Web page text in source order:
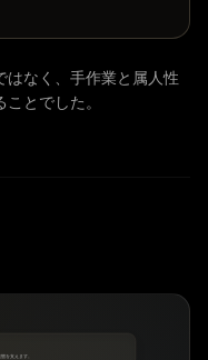
はなく、手作業と属人性
とでした。
を支えます。